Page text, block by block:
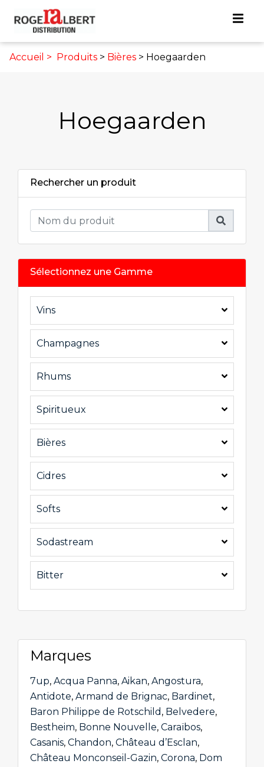
Accueil > Produits > Bières > Hoegaarden
Hoegaarden
Rechercher un produit
Sélectionnez une Gamme
Vins
Champagnes
Rhums
Spiritueux
Bières
Cidres
Softs
Sodastream
Bitter
Marques
7up, Acqua Panna, Aikan, Angostura,
Antidote, Armand de Brignac, Bardinet,
Baron Philippe de Rotschild , Belvedere,
Bestheim, Bonne Nouvelle, Caraïbos,
Casanis, Chandon, Château d’Esclan,
Château Monconseil-Gazin, Corona, Dom